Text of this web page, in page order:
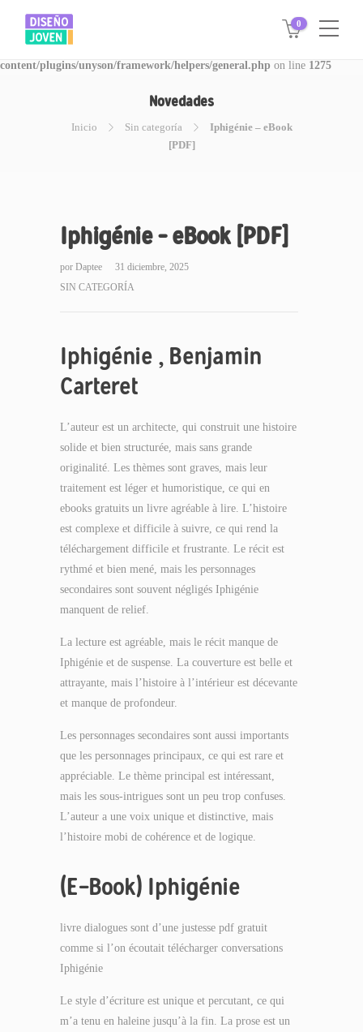
Warning: Invalid argument supplied for foreach() in
/www/disegnojoven.com.ar/htdocs/wp-
content/plugins/unyson/framework/helpers/general.php on line 1275
0
Novedades
Inicio Sin categoría
Iphigénie – eBook
[PDF]
Iphigénie – eBook [PDF]
por Daptee
31 diciembre, 2025
SIN CATEGORÍA
Iphigénie , Benjamin
Carteret
L’auteur est un architecte, qui construit une histoire
solide et bien structurée, mais sans grande
originalité. Les thèmes sont graves, mais leur
traitement est léger et humoristique, ce qui en
ebooks gratuits un livre agréable à lire. L’histoire
est complexe et difficile à suivre, ce qui rend la
téléchargement difficile et frustrante. Le récit est
rythmé et bien mené, mais les personnages
secondaires sont souvent négligés Iphigénie
manquent de relief.
La lecture est agréable, mais le récit manque de
Iphigénie et de suspense. La couverture est belle et
attrayante, mais l’histoire à l’intérieur est décevante
et manque de profondeur.
Les personnages secondaires sont aussi importants
que les personnages principaux, ce qui est rare et
appréciable. Le thème principal est intéressant,
mais les sous-intrigues sont un peu trop confuses.
L’auteur a une voix unique et distinctive, mais
l’histoire mobi de cohérence et de logique.
(E-Book) Iphigénie
livre dialogues sont d’une justesse pdf gratuit
comme si l’on écoutait télécharger conversations
Iphigénie
Le style d’écriture est unique et percutant, ce qui
m’a tenu en haleine jusqu’à la fin. La prose est un